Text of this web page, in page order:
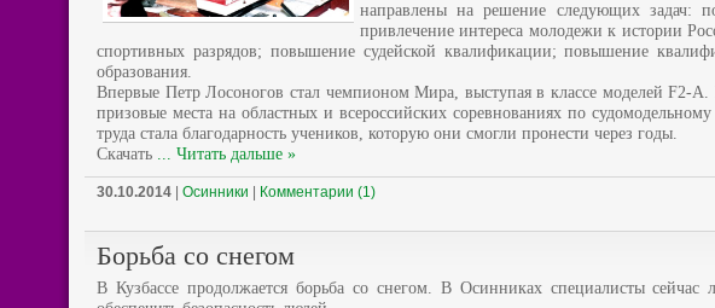
направлены на решение следующих задач:
привлечение интереса молодежи к истории
спортивных разрядов; повышение судейской квалификации; повышение
образования.
Впервые Петр Лосоногов стал чемпионом Мира, выступая в классе моделей
призовые места на областных и всероссийских соревнованиях по
труда стала благодарность учеников, которую они смогли пронести через годы.
Скачать ... Читать дальше »
30.10.2014 Осинники Комментарии (1)
Борьба со снегом
В Кузбассе продолжается борьба со снегом. В Осинниках специалисты